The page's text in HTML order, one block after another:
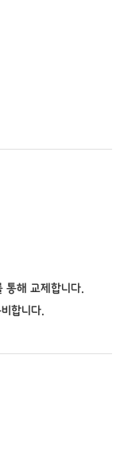
통해 교제합니다.
합니다.